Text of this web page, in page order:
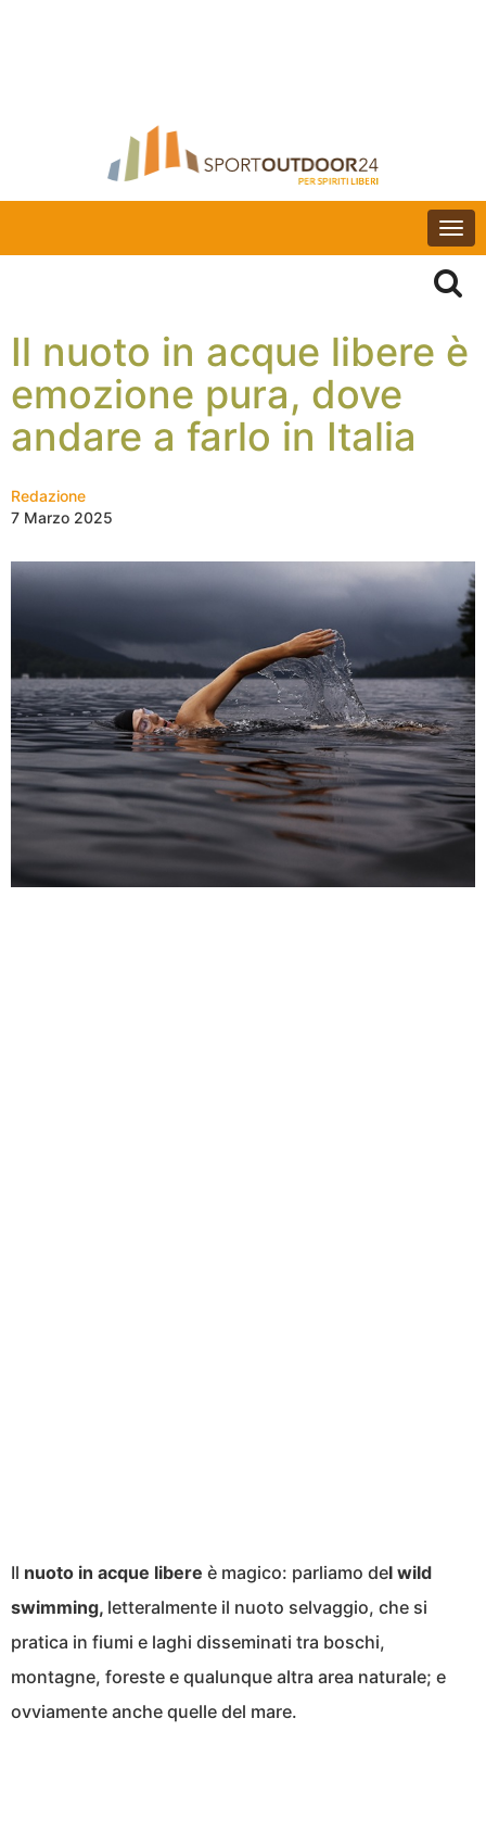
Il nuoto in acque libere è
emozione pura, dove
andare a farlo in Italia
Redazione
7 Marzo 2025
Il nuoto in acque libere è magico: parliamo del wild
swimming, letteralmente il nuoto selvaggio, che si
pratica in fiumi e laghi disseminati tra boschi,
montagne, foreste e qualunque altra area naturale; e
ovviamente anche quelle del mare.